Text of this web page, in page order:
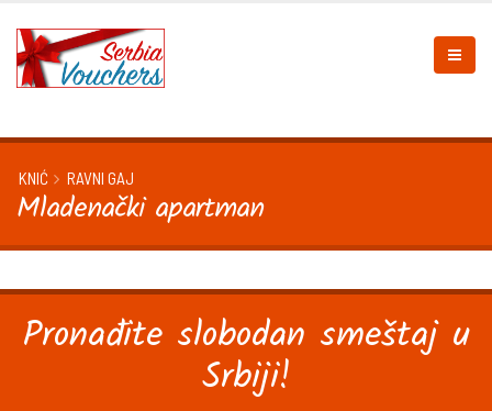
KNIĆ RAVNI GAJ
Mladenački apartman
Pronađite slobodan smeštaj u
Srbiji!